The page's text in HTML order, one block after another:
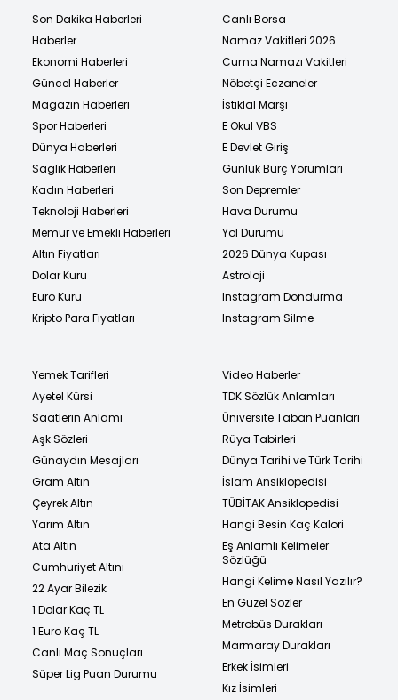
Son Dakika Haberleri
Haberler
Ekonomi Haberleri
Güncel Haberler
Magazin Haberleri
Spor Haberleri
Dünya Haberleri
Sağlık Haberleri
Kadın Haberleri
Teknoloji Haberleri
Memur ve Emekli Haberleri
Altın Fiyatları
Dolar Kuru
Euro Kuru
Kripto Para Fiyatları
Canlı Borsa
Namaz Vakitleri 2026
Cuma Namazı Vakitleri
Nöbetçi Eczaneler
İstiklal Marşı
E Okul VBS
E Devlet Giriş
Günlük Burç Yorumları
Son Depremler
Hava Durumu
Yol Durumu
2026 Dünya Kupası
Astroloji
Instagram Dondurma
Instagram Silme
Yemek Tarifleri
Ayetel Kürsi
Saatlerin Anlamı
Aşk Sözleri
Günaydın Mesajları
Gram Altın
Çeyrek Altın
Yarım Altın
Ata Altın
Cumhuriyet Altını
22 Ayar Bilezik
1 Dolar Kaç TL
1 Euro Kaç TL
Canlı Maç Sonuçları
Süper Lig Puan Durumu
Video Haberler
TDK Sözlük Anlamları
Üniversite Taban Puanları
Rüya Tabirleri
Dünya Tarihi ve Türk Tarihi
İslam Ansiklopedisi
TÜBİTAK Ansiklopedisi
Hangi Besin Kaç Kalori
Eş Anlamlı Kelimeler
Sözlüğü
Hangi Kelime Nasıl Yazılır?
En Güzel Sözler
Metrobüs Durakları
Marmaray Durakları
Erkek İsimleri
Kız İsimleri